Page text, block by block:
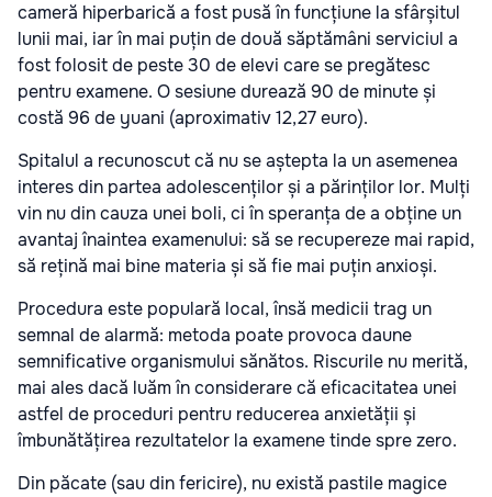
cameră hiperbarică a fost pusă în funcțiune la sfârșitul
lunii mai, iar în mai puțin de două săptămâni serviciul a
fost folosit de peste 30 de elevi care se pregătesc
pentru examene. O sesiune durează 90 de minute și
costă 96 de yuani (aproximativ 12,27 euro).
Spitalul a recunoscut că nu se aștepta la un asemenea
interes din partea adolescenților și a părinților lor. Mulți
vin nu din cauza unei boli, ci în speranța de a obține un
avantaj înaintea examenului: să se recupereze mai rapid,
să rețină mai bine materia și să fie mai puțin anxioși.
Procedura este populară local, însă medicii trag un
semnal de alarmă: metoda poate provoca daune
semnificative organismului sănătos. Riscurile nu merită,
mai ales dacă luăm în considerare că eficacitatea unei
astfel de proceduri pentru reducerea anxietății și
îmbunătățirea rezultatelor la examene tinde spre zero.
Din păcate (sau din fericire), nu există pastile magice